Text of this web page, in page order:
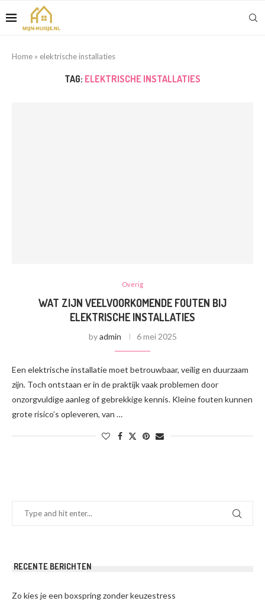
Home » elektrische installaties
TAG: ELEKTRISCHE INSTALLATIES
Overig
WAT ZIJN VEELVOORKOMENDE FOUTEN BIJ
ELEKTRISCHE INSTALLATIES
byadmin 6 mei 2025
Een elektrische installatie moet betrouwbaar, veilig en duurzaam
zijn. Toch ontstaan er in de praktijk vaak problemen door
onzorgvuldige aanleg of gebrekkige kennis. Kleine fouten kunnen
grote risico’s opleveren, van …
RECENTE BERICHTEN
Zo kies je een boxspring zonder keuzestress